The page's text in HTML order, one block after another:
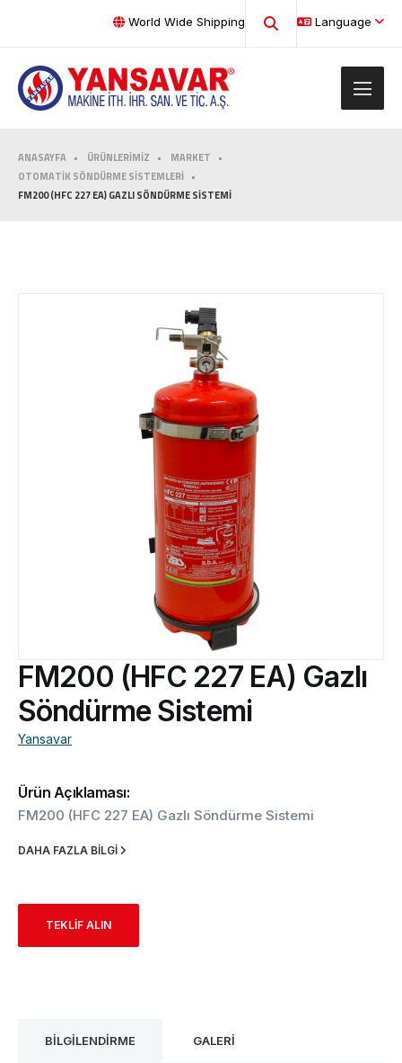
World Wide Shipping Language
ANASAYFA ÜRÜNLERİMİZ
MARKET
OTOMATİK SÖNDÜRME SİSTEMLERİ
FM200 (HFC 227 EA) GAZLI SÖNDÜRME SİSTEMİ
FM200 (HFC 227 EA) Gazlı
Söndürme Sistemi
Yansavar
Ürün Açıklaması:
FM200 (HFC 227 EA) Gazlı Söndürme Sistemi
DAHA FAZLA BİLGİ
TEKLİF ALIN
BİLGİLENDİRME GALERİ